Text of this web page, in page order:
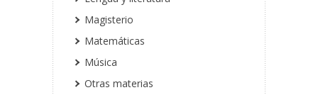
Magisterio
Matemáticas
Música
Otras materias